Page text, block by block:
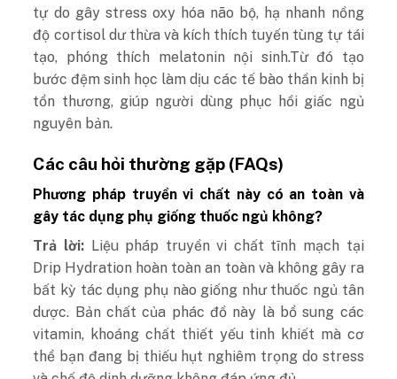
tự do gây stress oxy hóa não bộ, hạ nhanh nồng
độ cortisol dư thừa và kích thích tuyến tùng tự tái
tạo, phóng thích melatonin nội sinh.Từ đó tạo
bước đệm sinh học làm dịu các tế bào thần kinh bị
tổn thương, giúp người dùng phục hồi giấc ngủ
nguyên bản.
Các câu hỏi thường gặp (FAQs)
Phương pháp truyền vi chất này có an toàn và
gây tác dụng phụ giống thuốc ngủ không?
Trả lời:Liệu pháp truyền vi chất tĩnh mạch tại
Drip Hydration hoàn toàn an toàn và không gây ra
bất kỳ tác dụng phụ nào giống như thuốc ngủ tân
dược. Bản chất của phác đồ này là bổ sung các
vitamin, khoáng chất thiết yếu tinh khiết mà cơ
thể bạn đang bị thiếu hụt nghiêm trọng do stress